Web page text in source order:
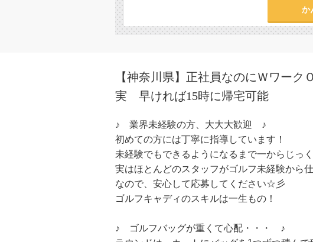
か
【神奈川県】正社員なのにＷワー
実 早ければ15時に帰宅可能
♪ 業界未経験の方、大大大歓迎 ♪
初めての方には丁寧に指導しています！
未経験でもできるようになるまで一からじっく
実はほとんどのスタッフがゴルフ未経験から
なので、安心して応募してください☆彡
ゴルフキャディのスキルは一生もの！
♪ ゴルフバッグが重くて心配・・・ ♪